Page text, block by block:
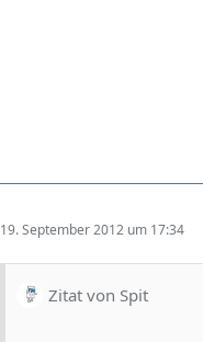
19. September 2012 um 17:34
Zitat von Spit